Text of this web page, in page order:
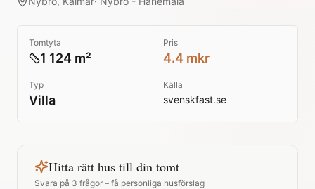
Tomtyta
1 124 m²
Pris
4.4 mkr
Typ
Villa
Källa
svenskfast.se
Hitta rätt hus till din tomt
Svara på 3 frågor – få personliga husförslag